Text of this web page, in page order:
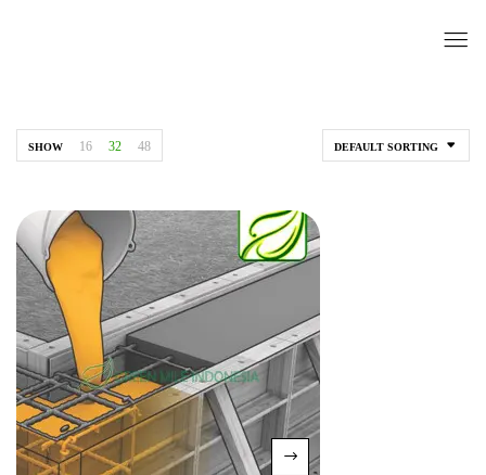
DEFAULT SORTING
SHOW 16 32 48